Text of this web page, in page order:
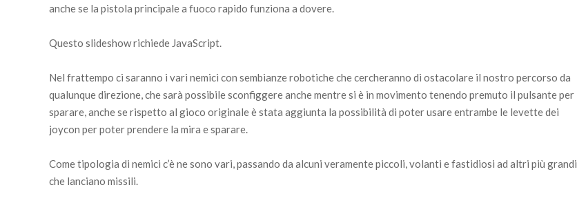
anche se la pistola principale a fuoco rapido funziona a dovere.
Questo slideshow richiede JavaScript.
Nel frattempo ci saranno i vari nemici con sembianze robotiche che cercheranno di ostacolare il nostro percorso da
qualunque direzione, che sarà possibile sconfiggere anche mentre si è in movimento tenendo premuto il pulsante per
sparare, anche se rispetto al gioco originale è stata aggiunta la possibilità di poter usare entrambe le levette dei
joycon per poter prendere la mira e sparare.
Come tipologia di nemici c’è ne sono vari, passando da alcuni veramente piccoli, volanti e fastidiosi ad altri più grandi
che lanciano missili.